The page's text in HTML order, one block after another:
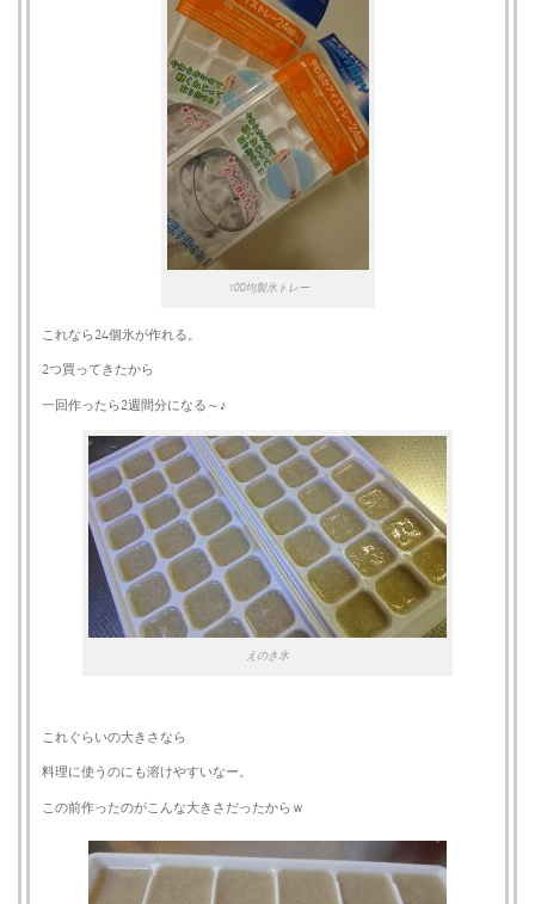
100均製氷トレー
これなら24個氷が作れる。
2つ買ってきたから
一回作ったら2週間分になる～♪
えのき氷
これぐらいの大きさなら
料理に使うのにも溶けやすいなー。
この前作ったのがこんな大きさだったからｗ